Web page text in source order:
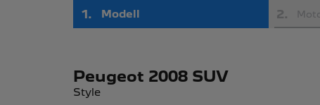
1. Modell 2.
Peugeot 2008 SUV
Style